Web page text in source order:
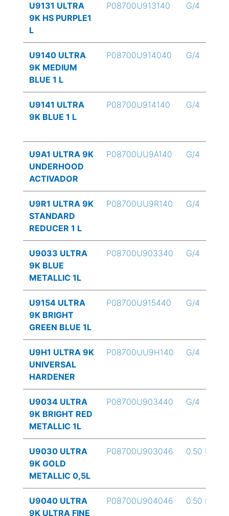
U9131 ULTRA
9K HS PURPLE1
L
P08700U913140 G/4
U9140 ULTRA
9K MEDIUM
BLUE 1 L
P08700U914040 G/4
U9141 ULTRA
9K BLUE 1 L
P08700U914140 G/4
U9A1 ULTRA 9K
UNDERHOOD
ACTIVADOR
P08700UU9A140 G/4
U9R1 ULTRA 9K
STANDARD
REDUCER 1 L
P08700UU9R140 G/4
U9033 ULTRA
9K BLUE
METALLIC 1L
P08700U903340 G/4
U9154 ULTRA
9K BRIGHT
GREEN BLUE 1L
P08700U915440 G/4
U9H1 ULTRA 9K
UNIVERSAL
HARDENER
P08700UU9H140 G/4
U9034 ULTRA
9K BRIGHT RED
METALLIC 1L
P08700U903440 G/4
U9030 ULTRA
9K GOLD
METALLIC 0,5L
P08700U903046 0.50 L
U9040 ULTRA
9K ULTRA FINE
P08700U904046 0.50 L